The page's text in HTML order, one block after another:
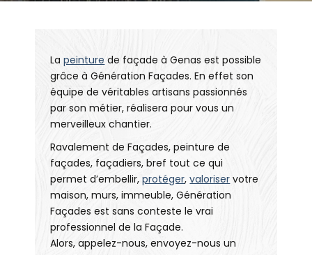
Lapeinture de façade à Genas est possible
grâce à Génération Façades. En effet son
équipe de véritables artisans passionnés
par son métier, réalisera pour vous un
merveilleux chantier.
Ravalement de Façades, peinture de
façades, façadiers, bref tout ce qui
permet d’embellir,protéger,valoriser votre
maison, murs, immeuble, Génération
Façades est sans conteste le vrai
professionnel de la Façade.
Alors, appelez-nous, envoyez-nous un